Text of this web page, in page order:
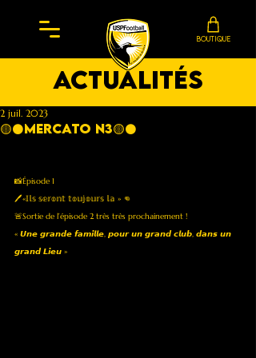
BOUTIQUE
actualités
🟡⚫️MERCATO N3🟡⚫️
2 juil. 2023
📸Épisode 1
🖊️«𝕀𝕝𝕤 𝕤𝕖𝕣𝕠𝕟𝕥 𝕥𝕠𝕦𝕛𝕠𝕦𝕣𝕤 𝕝𝕒 » 👊
🚨Sortie de l’épisode 2 très très prochainement !
« 𝙐𝙣𝙚 𝙜𝙧𝙖𝙣𝙙𝙚 𝙛𝙖𝙢𝙞𝙡𝙡𝙚, 𝙥𝙤𝙪𝙧 𝙪𝙣 𝙜𝙧𝙖𝙣𝙙 𝙘𝙡𝙪𝙗, 𝙙𝙖𝙣𝙨 𝙪𝙣
𝙜𝙧𝙖𝙣𝙙 𝙇𝙞𝙚𝙪 »